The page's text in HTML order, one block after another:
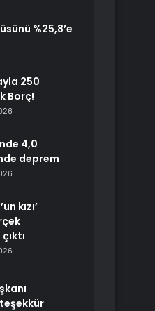
%25,8’e
250
Borç!
4,0
deprem
kızı’